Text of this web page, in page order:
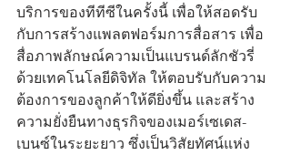
บริการของทีทีซีในครั้งนี้ เพื่อให้สอดรับ
กับการสร้างแพลตฟอร์มการสื่อสาร เพื่อ
สื่อภาพลักษณ์ความเป็นแบรนด์ลักชัวรี่
ด้วยเทคโนโลยีดิจิทัล ให้ตอบรับกับความ
ต้องการของลูกค้าให้ดียิ่งขึ้น และสร้าง
ความยั่งยืนทางธุรกิจของเมอร์เซเดส-
เบนซ์ในระยะยาว ซึ่งเป็นวิสัยทัศน์แห่ง